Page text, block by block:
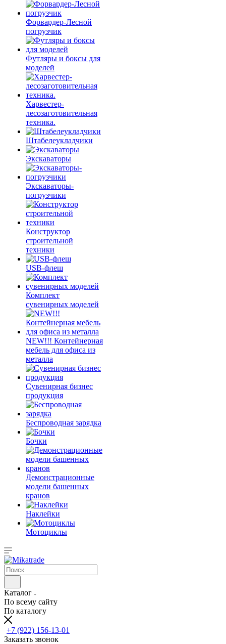
Форвардер-Лесной
погрузчик
Футляры и боксы для
моделей
Харвестер-
лесозаготовительная
техника.
Штабелеукладчики
Экскаваторы
Экскаваторы-
погрузчики
Конструктор
строительной
техники
USB-флеш
Комплект
сувенирных моделей
NEW!!! Контейнерная
мебель для офиса из
металла
Сувенирная бизнес
продукция
Беспроводная зарядка
Бочки
Демонстрационные
модели башенных
кранов
Наклейки
Мотоциклы
Каталог
По всему сайту
По каталогу
+7 (922) 156-13-01
Заказать звонок